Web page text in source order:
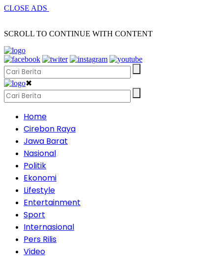
CLOSE ADS
SCROLL TO CONTINUE WITH CONTENT
✖
Home
Cirebon Raya
Jawa Barat
Nasional
Politik
Ekonomi
Lifestyle
Entertainment
Sport
Internasional
Pers Rilis
Video